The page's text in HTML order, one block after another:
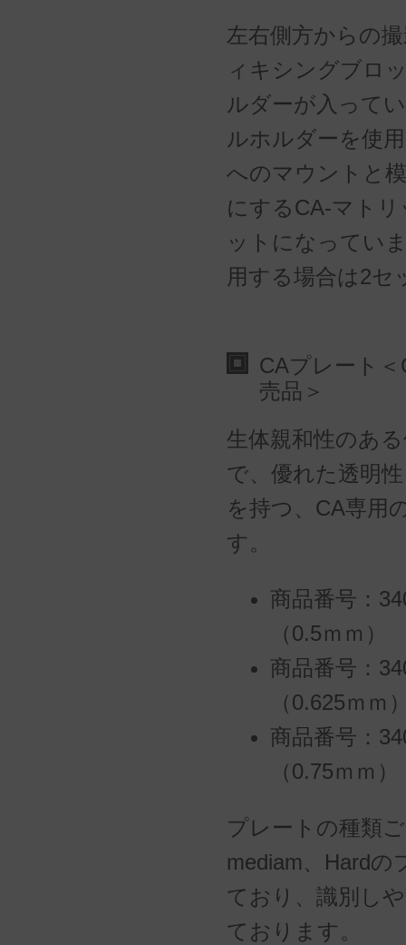
左右側方からの
ィキシングブロ
ルダーが入って
ルホルダーを使
へのマウントと
にするCA-マト
ットになってい
用する場合は2セ
CAプレート
売品＞
生体親和性のあ
で、優れた透明
を持つ、CA専用
す。
商品番号：
（0.5ｍｍ）
商品番号：
（0.625ｍｍ
商品番号：
（0.75ｍｍ）
プレートの種類
mediam、Hardの
ており、識別し
ております。